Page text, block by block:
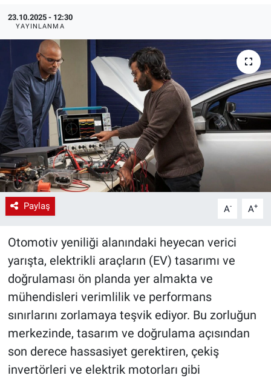
23.10.2025 - 12:30
YAYINLANMA
Paylaş A- A+
Otomotiv yeniliği alanındaki heyecan verici
yarışta, elektrikli araçların (EV) tasarımı ve
doğrulaması ön planda yer almakta ve
mühendisleri verimlilik ve performans
sınırlarını zorlamaya teşvik ediyor. Bu zorluğun
merkezinde, tasarım ve doğrulama açısından
son derece hassasiyet gerektiren, çekiş
invertörleri ve elektrik motorları gibi
Endüstri 4.0 Uygulamaları
Ağır Sanayi Çözümleri